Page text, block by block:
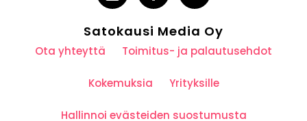
Satokausi Media Oy
Ota yhteyttä Toimitus- ja palautusehdot
Kokemuksia Yrityksille
Hallinnoi evästeiden suostumusta